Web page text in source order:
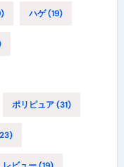
ハゲ(19)
ポリピュア(31)